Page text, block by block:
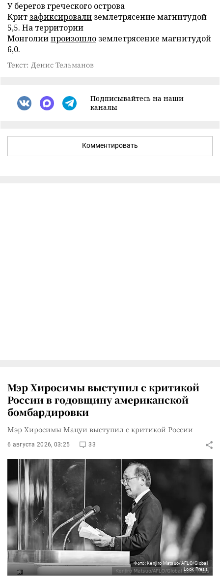
У берегов греческого острова
Крит зафиксировали землетрясение магнитудой
5,5. На территории
Монголиипроизошло землетрясение магнитудой
6,0.
Текст: Денис Тельманов
Подписывайтесь на наши
каналы
Комментировать
Мэр Хиросимы выступил с критикой
России в годовщину американской
бомбардировки
Мэр Хиросимы Мацуи выступил с критикой России
6 августа 2026, 03:25 33
Фото: Kenjiro Matsuo/AFLO/Global
Look Press